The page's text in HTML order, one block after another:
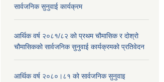
सार्वजनिक सुनुवाई कार्यक्रम
आर्थिक वर्ष २०८१/८२ को प्रथम चौमासिक र दोश्रो
चौमासिकको सार्वजनिक सुनुवाई कार्यक्रमको प्रतिवेदन
आर्थिक वर्ष २०८०।८१ को सार्वजनिक सुनुवाइ